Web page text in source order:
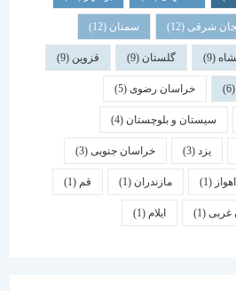
(12) سمنان (12)
گلستان (9) قزوین
خراسان رضوی(5)
و بلوچستان(4)
خراسان جنوبی(3)
مازندران(1) قم
ایلام